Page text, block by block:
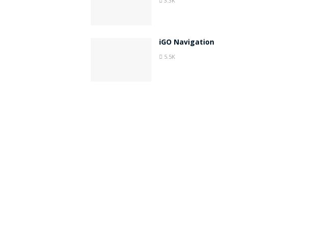
iGO Navigation
5.5K